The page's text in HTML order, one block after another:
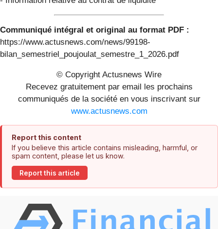
Communiqué intégral et original au format PDF :
https://www.actusnews.com/news/99198-
bilan_semestriel_poujoulat_semestre_1_2026.pdf
© Copyright Actusnews Wire
Recevez gratuitement par email les prochains
communiqués de la société en vous inscrivant sur
www.actusnews.com
Report this content
If you believe this article contains misleading, harmful, or
spam content, please let us know.
Report this article